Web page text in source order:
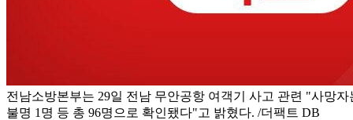
전남소방본부는 29일 전남 무안공항 여객기 사고 관련 "사망자
불명 1명 등 총 96명으로 확인됐다"고 밝혔다. /더팩트 DB